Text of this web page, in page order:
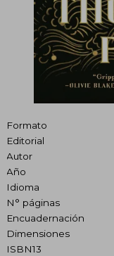
Formato
Editorial
Autor
Año
Idioma
N° páginas
Encuadernación
Dimensiones
ISBN13